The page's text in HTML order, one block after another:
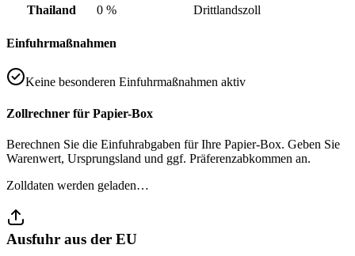
Thailand
0 % Drittlandszoll
Einfuhrmaßnahmen
Keine besonderen Einfuhrmaßnahmen aktiv
Zollrechner für Papier-Box
Berechnen Sie die Einfuhrabgaben für Ihre Papier-Box. Geben Sie
Warenwert, Ursprungsland und ggf. Präferenzabkommen an.
Zolldaten werden geladen…
Ausfuhr aus der EU